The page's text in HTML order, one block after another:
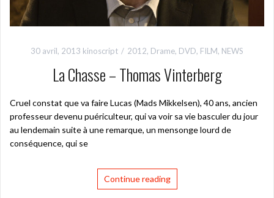
30 avril, 2013 kinoscript 2012, Drame, DVD, FILM, NEWS
La Chasse – Thomas Vinterberg
Cruel constat que va faire Lucas (Mads Mikkelsen), 40 ans, ancien
professeur devenu puériculteur, qui va voir sa vie basculer du jour
au lendemain suite à une remarque, un mensonge lourd de
conséquence, qui se
Continue reading